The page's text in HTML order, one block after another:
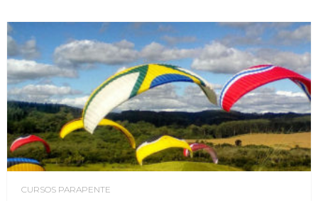
CURSOS PARAPENTE